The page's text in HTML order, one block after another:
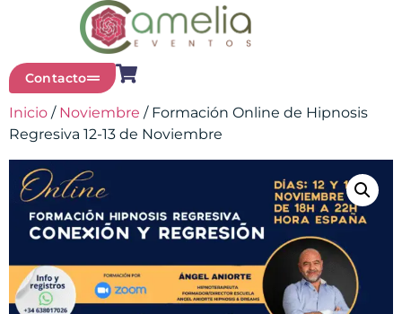
Contacto
Inicio / Noviembre / Formación Online de Hipnosis
Regresiva 12-13 de Noviembre